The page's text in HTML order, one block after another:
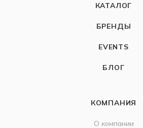
КАТАЛОГ
БРЕНДЫ
EVENTS
БЛОГ
КОМПАНИЯ
О компании